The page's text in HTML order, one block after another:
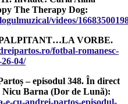
The Therapy Dog:
videos/
VORBE.
fotbal-romanesc-
04/
– episodul 348. În direct
Barna (Dor de Lună):
e-cu-andrei-partos-episodul-